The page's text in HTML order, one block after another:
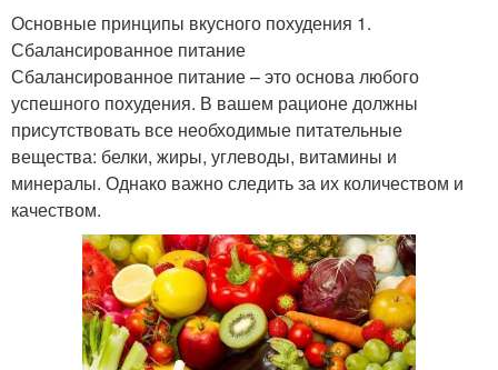
Основные принципы вкусного похудения 1.
Сбалансированное питание
Сбалансированное питание – это основа любого
успешного похудения. В вашем рационе должны
присутствовать все необходимые питательные
вещества: белки, жиры, углеводы, витамины и
минералы. Однако важно следить за их количеством и
качеством.